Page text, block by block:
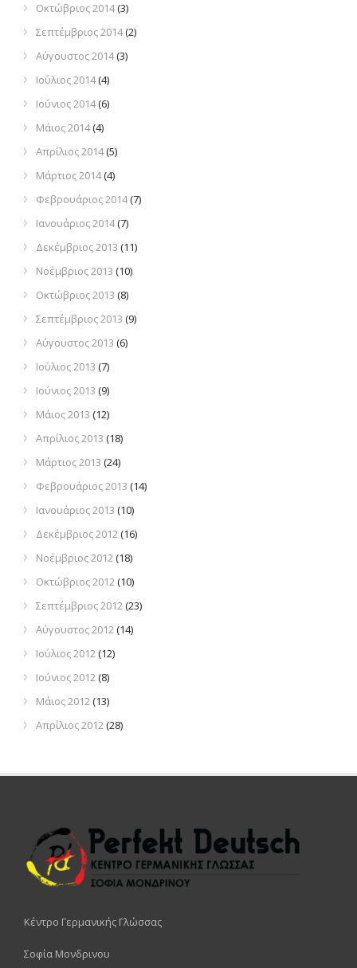
Οκτώβριος 2014(3)
Σεπτέμβριος 2014(2)
Αύγουστος 2014(3)
Ιούλιος 2014(4)
Ιούνιος 2014(6)
Μάιος 2014(4)
Απρίλιος 2014(5)
Μάρτιος 2014(4)
Φεβρουάριος 2014(7)
Ιανουάριος 2014(7)
Δεκέμβριος 2013 (11)
Νοέμβριος 2013 (10)
Οκτώβριος 2013 (8)
Σεπτέμβριος 2013 (9)
Αύγουστος 2013 (6)
Ιούλιος 2013 (7)
Ιούνιος 2013 (9)
Μάιος 2013 (12)
Απρίλιος 2013 (18)
Μάρτιος 2013 (24)
Φεβρουάριος 2013 (14)
Ιανουάριος 2013 (10)
Δεκέμβριος 2012(16)
Νοέμβριος 2012(18)
Οκτώβριος 2012(10)
Σεπτέμβριος 2012(23)
Αύγουστος 2012(14)
Ιούλιος 2012(12)
Ιούνιος 2012(8)
Μάιος 2012(13)
Απρίλιος 2012(28)
Κέντρο Γερμανικής Γλώσσας
Σοφία Μονδρινου